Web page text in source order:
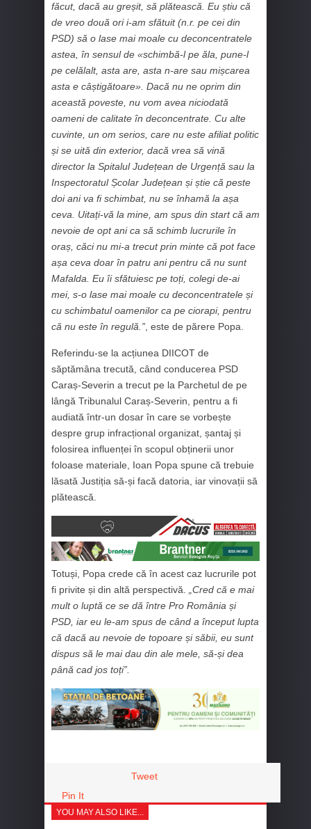
făcut, dacă au greșit, să plătească. Eu știu că
de vreo două ori i-am sfătuit (n.r. pe cei din
PSD) să o lase mai moale cu deconcentratele
astea, în sensul de «schimbă-l pe ăla, pune-l
pe celălalt, asta are, asta n-are sau mișcarea
asta e câștigătoare». Dacă nu ne oprim din
această poveste, nu vom avea niciodată
oameni de calitate în deconcentrate. Cu alte
cuvinte, un om serios, care nu este afiliat politic
și se uită din exterior, dacă vrea să vină
director la Spitalul Județean de Urgență sau la
Inspectoratul Școlar Județean și știe că peste
doi ani va fi schimbat, nu se înhamă la așa
ceva. Uitați-vă la mine, am spus din start că am
nevoie de opt ani ca să schimb lucrurile în
oraș, căci nu mi-a trecut prin minte că pot face
așa ceva doar în patru ani pentru că nu sunt
Mafalda. Eu îi sfătuiesc pe toți, colegi de-ai
mei, s-o lase mai moale cu deconcentratele și
cu schimbatul oamenilor ca pe ciorapi, pentru
că nu este în regulă.”, este de părere Popa.
Referindu-se la acțiunea DIICOT de
săptămâna trecută, când conducerea PSD
Caraș-Severin a trecut pe la Parchetul de pe
lângă Tribunalul Caraș-Severin, pentru a fi
audiată într-un dosar în care se vorbește
despre grup infracțional organizat, șantaj și
folosirea influenței în scopul obținerii unor
foloase materiale, Ioan Popa spune că trebuie
lăsată Justiția să-și facă datoria, iar vinovații să
plătească.
Totuși, Popa crede că în acest caz lucrurile pot
fi privite și din altă perspectivă.
„Cred că e mai
mult o luptă ce se dă între Pro România și
PSD, iar eu le-am spus de când a început lupta
că dacă au nevoie de topoare și săbii, eu sunt
dispus să le mai dau din ale mele, să-și dea
până cad jos toți”.
Tweet
Pin It
YOU MAY ALSO LIKE...